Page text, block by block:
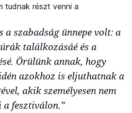
tudnak részt venni a
a szabadság ünnepe volt: a
találkozásáé és a
Örülünk annak, hogy
azokhoz is eljuthatnak a
akik személyesen nem
fesztiválon.”